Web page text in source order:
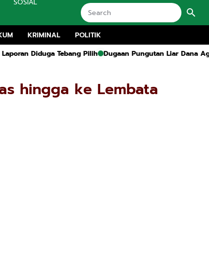
KRIMINAL
POLITIK
Pilih
Dugaan Pungutan Liar Dana Agustusan di Tragah,
hingga ke Lembata